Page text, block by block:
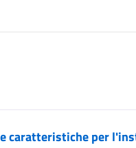
caratteristiche per